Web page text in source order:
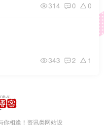
314 0 0
343 2 1
你相逢！资讯类网站设